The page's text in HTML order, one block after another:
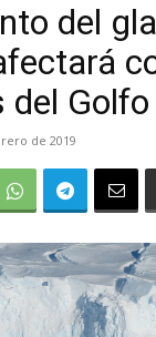
del
del Golfo
de 2019